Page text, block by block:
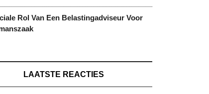
Rol Van Een Belastingadviseur Voor
LAATSTE REACTIES